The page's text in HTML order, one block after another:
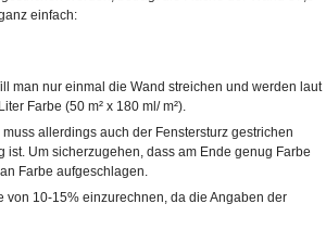
einfach:
man nur einmal die Wand streichen und werden laut
Farbe (50 m² x 180 ml/ m²).
allerdings auch der Fenstersturz gestrichen
Um sicherzugehen, dass am Ende genug Farbe
Farbe aufgeschlagen.
von 10-15% einzurechnen, da die Angaben der